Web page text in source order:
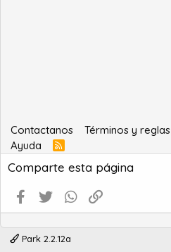
Contactanos Términos y reglas
Ayuda
R
S
S
Comparte esta página
Facebook
Twitter WhatsApp
Park 2.2.12a